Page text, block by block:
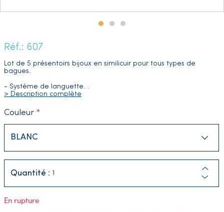
Réf.: 607
Lot de 5 présentoirs bijoux en similicuir pour tous types de
bagues.
- Système de languette…
> Description complète
Couleur
Quantité :
En rupture